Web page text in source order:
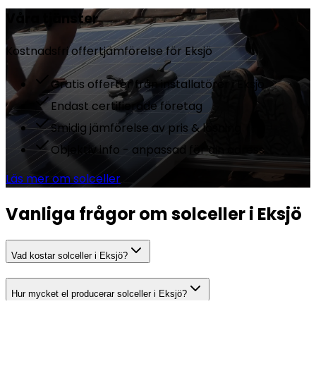
Våra tjänster
Kostnadsfri offertjämförelse för Eksjö
Gratis offerter från installatörer i Eksjö
Endast certifierade företag
Smidig jämförelse av pris & lösning
Objektiv info - anpassad för din adress
Läs mer om solceller
Vanliga frågor om solceller i Eksjö
Vad kostar solceller i Eksjö?
Hur mycket el producerar solceller i Eksjö?